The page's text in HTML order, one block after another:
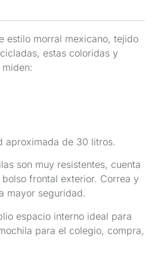
estilo morral mexicano, tejido
estas coloridas y
aproximada de 30 litros.
son muy resistentes, cuenta
frontal exterior. Correa y
mayor seguridad.
espacio interno ideal para
para el colegio, compra,